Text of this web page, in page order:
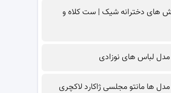
های دخترانه شیک | ست کلاه و
لباس های نوزادی
ها مانتو مجلسی ژاکارد لاکچری